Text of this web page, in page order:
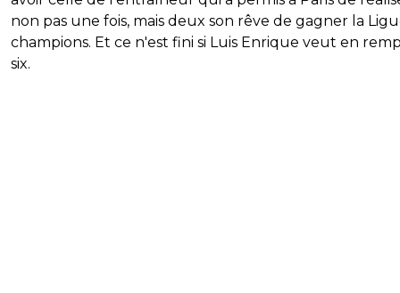
non pas une fois, mais deux son rêve de gagner la
champions. Et ce n'est fini si Luis Enrique veut en
six.